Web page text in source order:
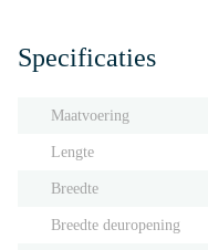
Specificaties
Maatvoering
Lengte
Breedte
Breedte deuropening